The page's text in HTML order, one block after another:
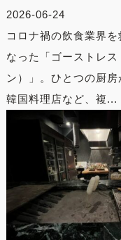
2026-06-24
コロナ禍の飲食業界
なった「ゴーストレ
ン）」。ひとつの厨
韓国料理店など、複...